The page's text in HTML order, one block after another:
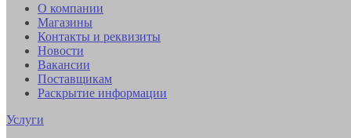
О компании
Магазины
Контакты и реквизиты
Новости
Вакансии
Поставщикам
Раскрытие информации
Услуги